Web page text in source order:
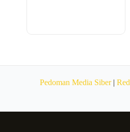
Pedoman Media Siber|